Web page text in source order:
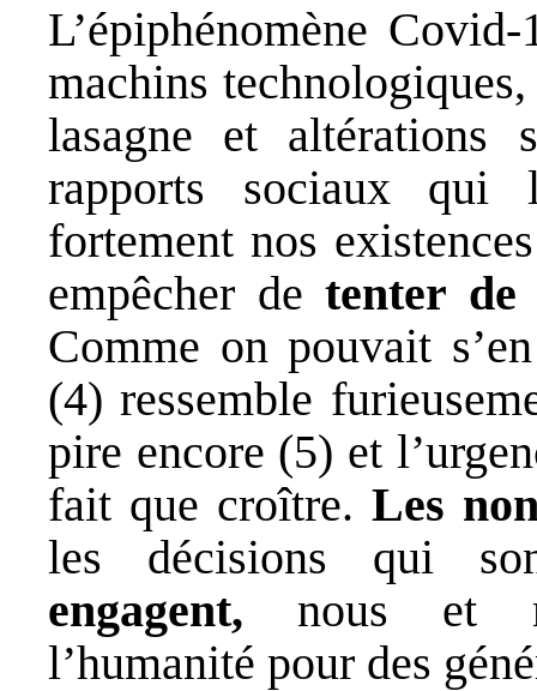
L’épiphénomène
machins
lasagne et altérations
rapports sociaux qui
fortement nos
empêcher detenter de
Comme on pouvait
(4) ressemble
pire encore (5) et
fait que croître. Les
les décisions qui
engagent, nous et
l’humanité pour des